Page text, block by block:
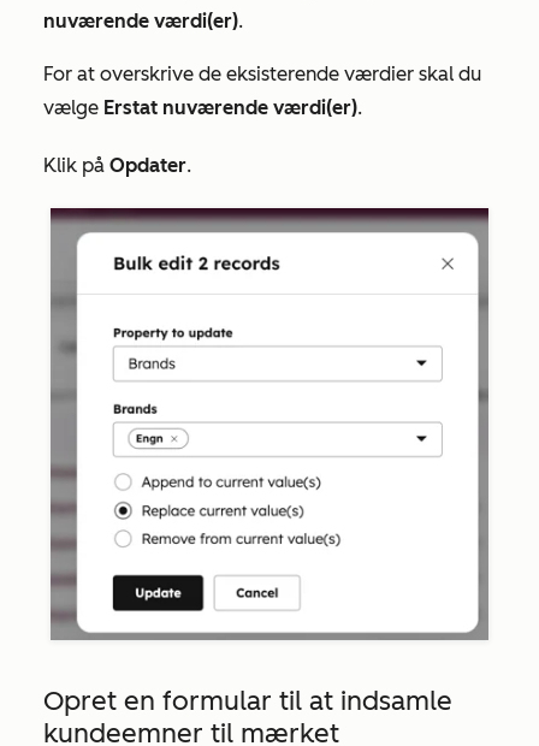
nuværende værdi(er).
For at overskrive de eksisterende værdier skal du
vælge Erstat nuværende værdi(er).
Klik på Opdater.
Opret en formular til at indsamle
kundeemner til mærket